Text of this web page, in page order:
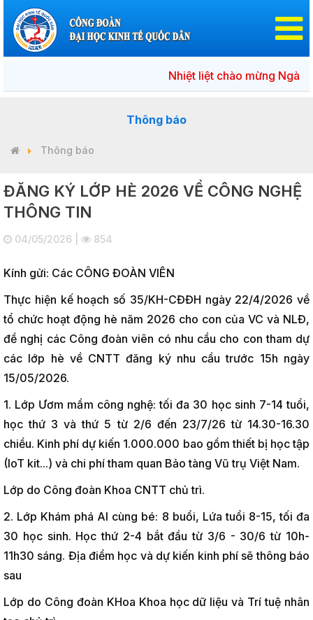
Nhiệt liệt chào mừng Ngày
Thông báo
Thông báo
ĐĂNG KÝ LỚP HÈ 2026 VỀ CÔNG NGHỆ
THÔNG TIN
04/05/2026 | 854
Kính gửi: Các CÔNG ĐOÀN VIÊN
Thực hiện kế hoạch số 35/KH-CĐĐH ngày 22/4/2026 về
tổ chức hoạt động hè năm 2026 cho con của VC và NLĐ,
đề nghị các Công đoàn viên có nhu cầu cho con tham dự
các lớp hè về CNTT đăng ký nhu cầu trước 15h ngày
15/05/2026.
1. Lớp Ươm mầm công nghệ: tối đa 30 học sinh 7-14 tuổi,
học thứ 3 và thứ 5 từ 2/6 đến 23/7/26 từ 14.30-16.30
chiều. Kinh phí dự kiến 1.000.000 bao gồm thiết bị học tập
(IoT kit...) và chi phí tham quan Bảo tàng Vũ trụ Việt Nam.
Lớp do Công đoàn Khoa CNTT chủ trì.
2. Lớp Khám phá AI cùng bé: 8 buổi, Lứa tuổi 8-15, tối đa
30 học sinh. Học thứ 2-4 bắt đầu từ 3/6 - 30/6 từ 10h-
11h30 sáng. Địa điểm học và dự kiến kinh phí sẽ thông báo
sau
Lớp do Công đoàn KHoa Khoa học dữ liệu và Trí tuệ nhân